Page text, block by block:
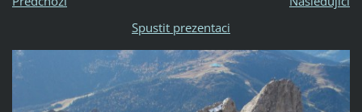
Spustit prezentaci